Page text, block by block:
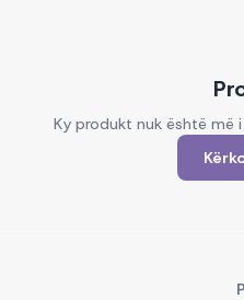
Ky produkt nuk është më